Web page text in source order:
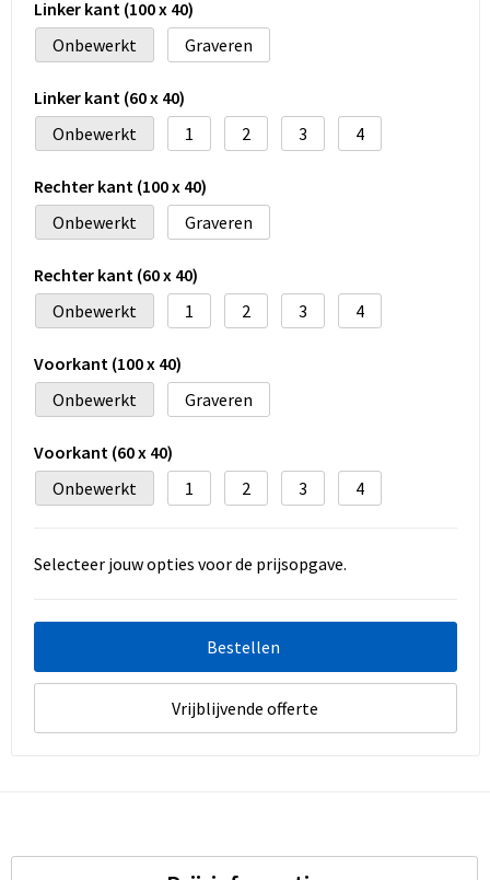
Linker kant (100 x 40)
Onbewerkt
Graveren
Linker kant (60 x 40)
Onbewerkt
1 2 3 4
Rechter kant (100 x 40)
Onbewerkt
Graveren
Rechter kant (60 x 40)
Onbewerkt
1 2 3 4
Voorkant (100 x 40)
Onbewerkt
Graveren
Voorkant (60 x 40)
Onbewerkt
1 2 3 4
Selecteer jouw opties voor de prijsopgave.
Bestellen
Vrijblijvende offerte